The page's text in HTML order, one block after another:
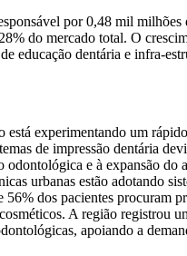
por 0,48 mil milhões
do mercado total. O
educação dentária e infra-
está experimentando um
de impressão dentária
odontológica e à expansão do
urbanas estão adotando
56% dos pacientes procuram
A região registrou
apoiando a